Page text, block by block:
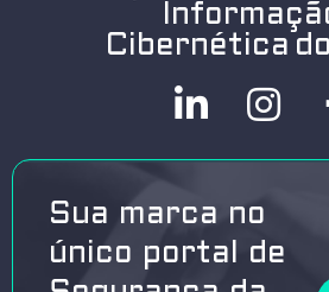
Cibernética
Sua marca no
único portal de